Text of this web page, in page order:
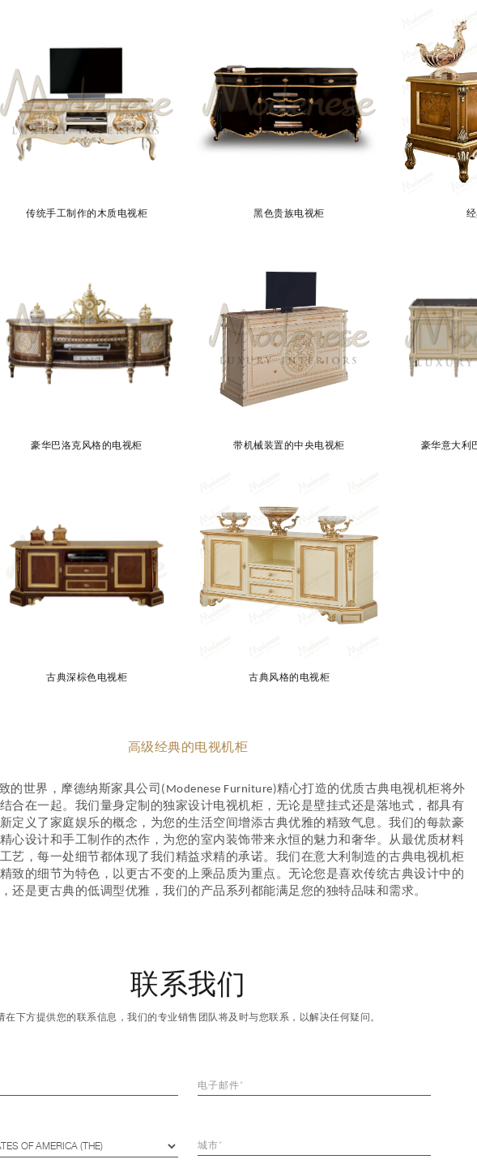
传统手工制作的木质电视柜 黑色贵族电视柜
豪华巴洛克风格的电视柜 带机械装置的中央电视柜 豪华意大利
古典深棕色电视柜 古典风格的电视柜
高级经典的电视机柜
的世界，摩德纳斯家具公司(Modenese Furniture)精心打造的优质古典电视机柜将外
合在一起。我们量身定制的独家设计电视机柜，无论是壁挂式还是落地式，都具有
定义了家庭娱乐的概念，为您的生活空间增添古典优雅的精致气息。我们的每款豪
心设计和手工制作的杰作，为您的室内装饰带来永恒的魅力和奢华。从最优质材料
艺，每一处细节都体现了我们精益求精的承诺。我们在意大利制造的古典电视机柜
致的细节为特色，以更古不变的上乘品质为重点。无论您是喜欢传统古典设计中的
还是更古典的低调型优雅，我们的产品系列都能满足您的独特品味和需求。
联系我们
在下方提供您的联系信息，我们的专业销售团队将及时与您联系，以解决任何疑问。